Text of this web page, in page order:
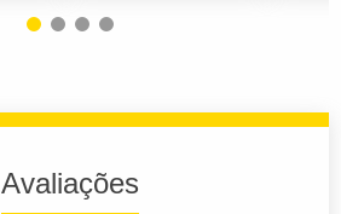
Avaliações